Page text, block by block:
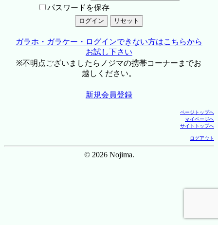
パスワードを保存
ガラホ・ガラケー・ログインできない方はこちらから
お試し下さい
※不明点ございましたらノジマの携帯コーナーまでお
越しください。
新規会員登録
ページトップへ
マイページへ
サイトトップへ
ログアウト
© 2026 Nojima.